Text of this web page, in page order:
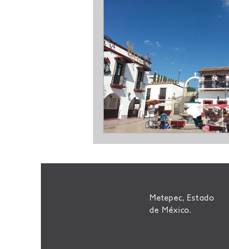
Metepec, Estado
de México.